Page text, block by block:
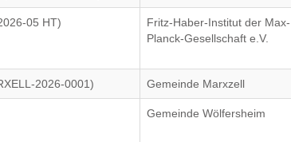
05 HT)
Fritz-Haber-Institut der Max-
Planck-Gesellschaft e.V.
2026-0001) Gemeinde Marxzell
Gemeinde Wölfersheim